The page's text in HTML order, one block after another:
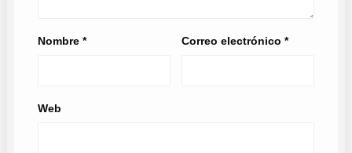
Nombre * Correo electrónico*
Web